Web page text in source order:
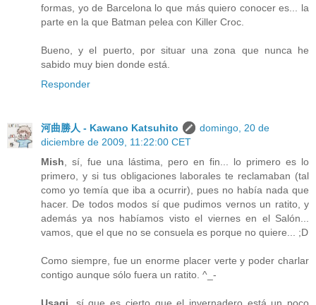
formas, yo de Barcelona lo que más quiero conocer es... la
parte en la que Batman pelea con Killer Croc.
Bueno, y el puerto, por situar una zona que nunca he
sabido muy bien donde está.
Responder
河曲勝人 - Kawano Katsuhito
domingo, 20 de
diciembre de 2009, 11:22:00 CET
Mish , sí, fue una lástima, pero en fin... lo primero es lo
primero, y si tus obligaciones laborales te reclamaban (tal
como yo temía que iba a ocurrir), pues no había nada que
hacer. De todos modos sí que pudimos vernos un ratito, y
además ya nos habíamos visto el viernes en el Salón...
vamos, que el que no se consuela es porque no quiere... ;D
Como siempre, fue un enorme placer verte y poder charlar
contigo aunque sólo fuera un ratito. ^_-
Usagi , sí que es cierto que el invernadero está un poco